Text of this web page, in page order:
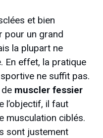
et bien
pour un grand
la plupart ne
En effet, la pratique
ne suffit pas.
muscler fessier
l’objectif, il faut
musculation ciblés.
sont justement